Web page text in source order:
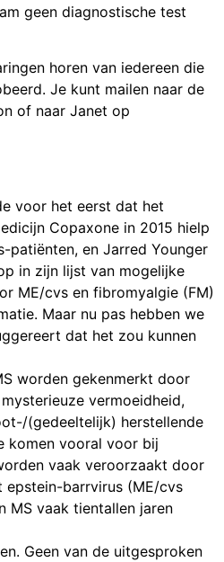
geen diagnostische test
horen van iedereen die
Je kunt mailen naar de
of naar Janet op
voor het eerst dat het
Copaxone in 2015 hielp
patiënten, en Jarred Younger
in zijn lijst van mogelijke
ME/cvs en fibromyalgie (FM)
Maar nu pas hebben we
dat het zou kunnen
worden gekenmerkt door
vermoeidheid,
(gedeeltelijk) herstellende
komen vooral voor bij
vaak veroorzaakt door
epstein-barrvirus (ME/cvs
MS vaak tientallen jaren
Geen van de uitgesproken